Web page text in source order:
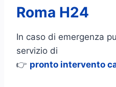
Roma H24
In caso di emergenza
servizio di
👉 pronto intervento